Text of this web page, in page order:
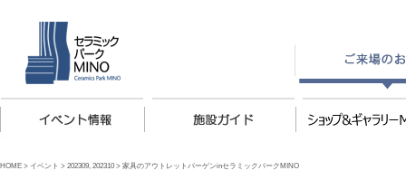
HOME > イベント > 202309, 202310 > 家具のアウトレットバーゲンinセラミックパークMINO